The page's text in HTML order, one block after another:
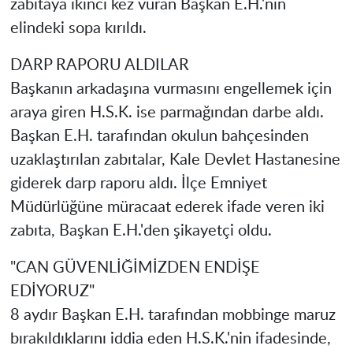
zabıtaya ikinci kez vuran Başkan E.H.'nin
elindeki sopa kırıldı.
DARP RAPORU ALDILAR
Başkanın arkadaşına vurmasını engellemek için
araya giren H.S.K. ise parmağından darbe aldı.
Başkan E.H. tarafından okulun bahçesinden
uzaklaştırılan zabıtalar, Kale Devlet Hastanesine
giderek darp raporu aldı. İlçe Emniyet
Müdürlüğüne müracaat ederek ifade veren iki
zabıta, Başkan E.H.'den şikayetçi oldu.
"CAN GÜVENLİĞİMİZDEN ENDİŞE
EDİYORUZ"
8 aydır Başkan E.H. tarafından mobbinge maruz
bırakıldıklarını iddia eden H.S.K.'nin ifadesinde,